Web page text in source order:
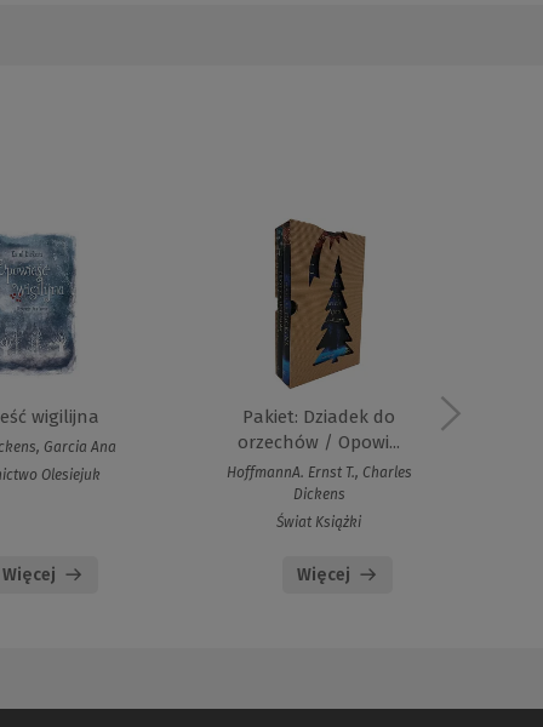
wigilijna
Garcia Ana
Olesiejuk
Więcej
Pakiet: Dziadek do
orzechów / Opowi...
HoffmannA. Ernst T., Charles
Dickens
Świat Książki
Więcej